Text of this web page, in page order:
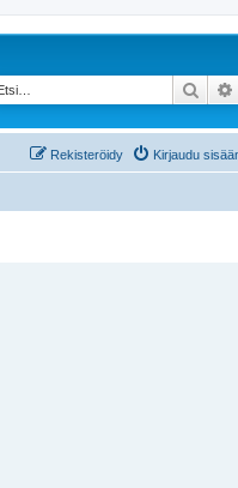
Etsi
Kirjaudu
Rekisteröidy